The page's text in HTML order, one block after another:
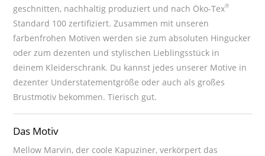
geschnitten, nachhaltig produziert und nach Öko-Tex®
Standard 100 zertifiziert. Zusammen mit unseren
farbenfrohen Motiven werden sie zum absoluten Hingucker
oder zum dezenten und stylischen Lieblingsstück in
deinem Kleiderschrank. Du kannst jedes unserer Motive in
dezenter Understatementgröße oder auch als großes
Brustmotiv bekommen. Tierisch gut.
Das Motiv
Mellow Marvin, der coole Kapuziner, verkörpert das